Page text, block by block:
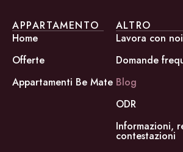
APPARTAMENTO
Home
Offerte
Appartamenti Be Mate
ALTRO
Lavora con noi
Domande
Blog
ODR
Informazioni,
contestazioni